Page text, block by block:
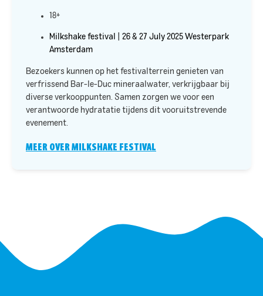
18+
Milkshake festival | 26 & 27 July 2025 Westerpark
Amsterdam
Bezoekers kunnen op het festivalterrein genieten van
verfrissend Bar-le-Duc mineraalwater, verkrijgbaar bij
diverse verkooppunten. Samen zorgen we voor een
verantwoorde hydratatie tijdens dit vooruitstrevende
evenement.​
MEER OVER MILKSHAKE FESTIVAL